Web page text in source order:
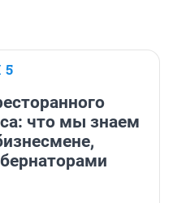
5
что мы знаем